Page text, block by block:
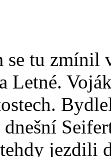
se tu
Letné.
dnešní
jezdili